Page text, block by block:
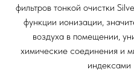
фильтров тонкой очистки
функции ионизации,
воздуха в помещении,
химические соединения и